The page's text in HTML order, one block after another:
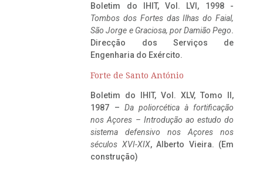
Boletim do IHIT, Vol. LVI, 1998 -
Tombos dos Fortes das Ilhas do Faial,
São Jorge e Graciosa, por Damião Pego.
Direcção dos Serviços de
Engenharia do Exército.
Forte de Santo António
Boletim do IHIT, Vol. XLV, Tomo II,
1987 – Da poliorcética à fortificação
nos Açores – Introdução ao estudo do
sistema defensivo nos Açores nos
séculos XVI-XIX, Alberto Vieira. (Em
construção)